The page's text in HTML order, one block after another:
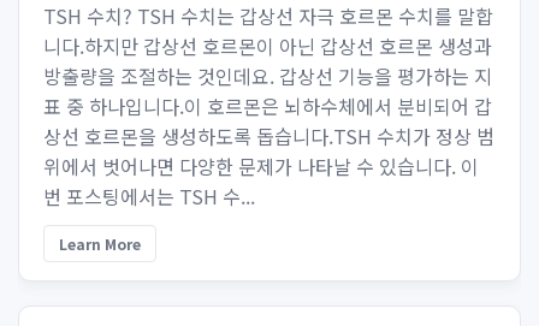
TSH 수치? TSH 수치는 갑상선 자극 호르몬 수치를 말합
니다.하지만 갑상선 호르몬이 아닌 갑상선 호르몬 생성과
방출량을 조절하는 것인데요. 갑상선 기능을 평가하는 지
표 중 하나입니다.이 호르몬은 뇌하수체에서 분비되어 갑
상선 호르몬을 생성하도록 돕습니다.TSH 수치가 정상 범
위에서 벗어나면 다양한 문제가 나타날 수 있습니다. 이
번 포스팅에서는 TSH 수...
Learn More